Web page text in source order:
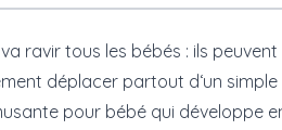
ravir tous les bébés : ils
déplacer partout d‘un
pour bébé qui développe